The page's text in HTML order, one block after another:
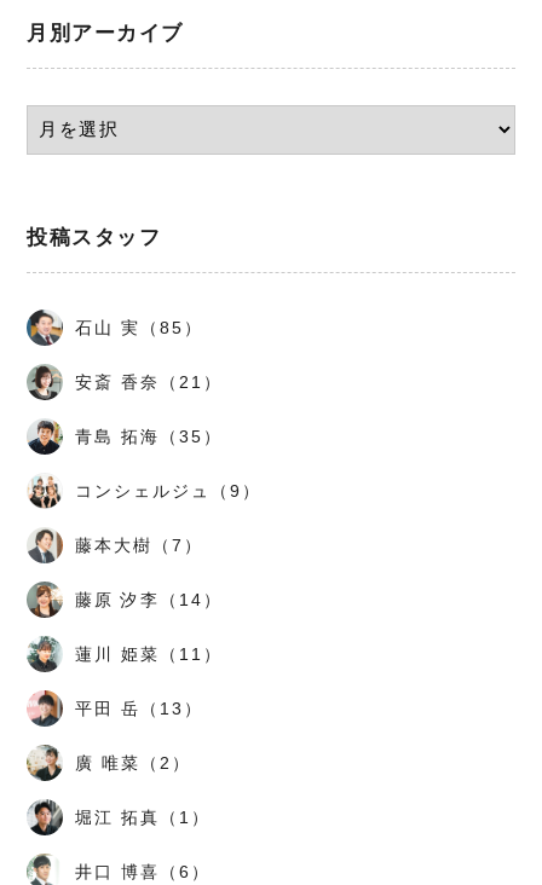
月別アーカイブ
投稿スタッフ
石山 実（85）
安斎 香奈（21）
青島 拓海（35）
コンシェルジュ（9）
藤本大樹（7）
藤原 汐李（14）
蓮川 姫菜（11）
平田 岳（13）
廣 唯菜（2）
堀江 拓真（1）
井口 博喜（6）